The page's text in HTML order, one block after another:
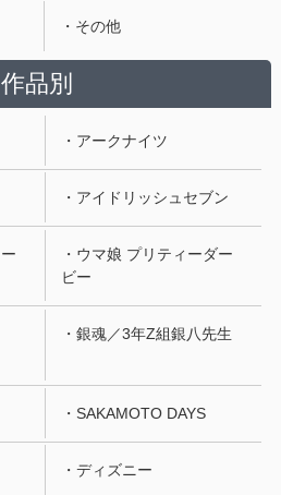
・その他
作品別
・アークナイツ
・アイドリッシュセブン
・ウマ娘 プリティーダー
ビー
・銀魂／3年Z組銀八先生
・SAKAMOTO DAYS
・ディズニー